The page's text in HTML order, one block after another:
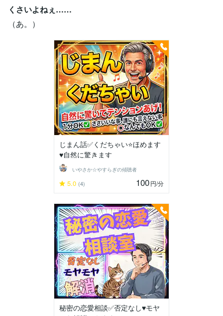
くさいよねぇ……
（あ。）
じまん話✅️くだちゃい⭐ほめます
♥️自然に驚きます
いやさか☆やすらぎの傾聴者
5.0 (4) 100円/分
秘密の恋愛相談✅️否定なし♥️モヤ